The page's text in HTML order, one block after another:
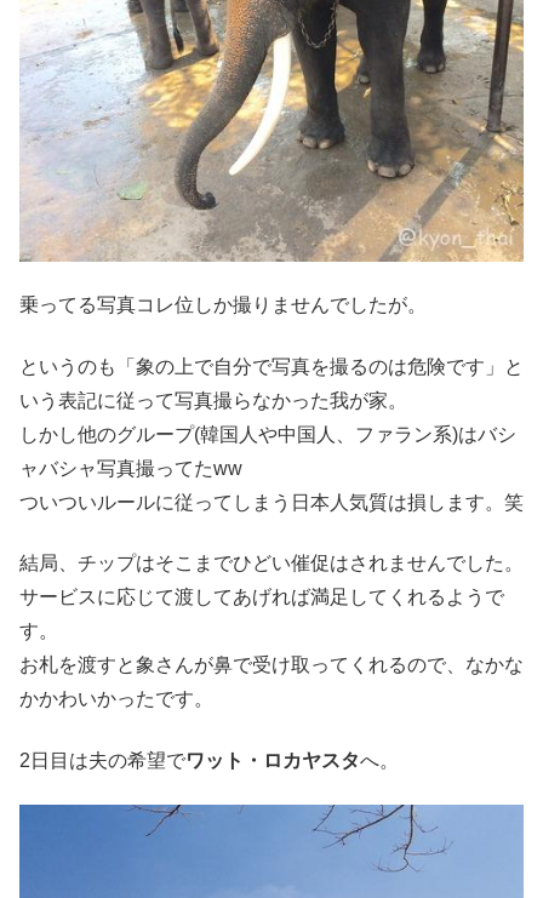
乗ってる写真コレ位しか撮りませんでしたが。
というのも「象の上で自分で写真を撮るのは危険です」と
いう表記に従って写真撮らなかった我が家。
しかし他のグループ(韓国人や中国人、ファラン系)はバシ
ャバシャ写真撮ってたww
ついついルールに従ってしまう日本人気質は損します。笑
結局、チップはそこまでひどい催促はされませんでした。
サービスに応じて渡してあげれば満足してくれるようで
す。
お札を渡すと象さんが鼻で受け取ってくれるので、なかな
かかわいかったです。
2日目は夫の希望でワット・ロカヤスタへ。